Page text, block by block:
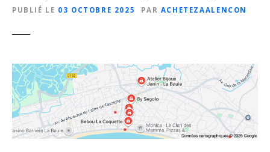
PUBLIÉ LE 03 OCTOBRE 2025 PAR ACHETEZAALENCON